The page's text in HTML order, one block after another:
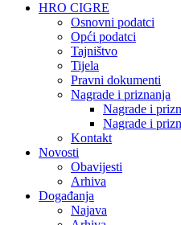
HRO CIGRE
Osnovni podatci​
Opći podatci
Tajništvo
Tijela
Pravni dokumenti
Nagrade i priznanja
Nagrade i
Nagrade i
Kontakt
Novosti
Obavijesti
Arhiva
Događanja
Najava